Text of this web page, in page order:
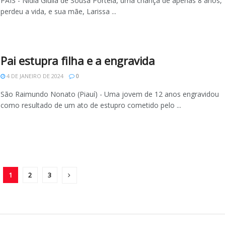
perdeu a vida, e sua mãe, Larissa ...
Pai estupra filha e a engravida
4 DE JANEIRO DE 2024 0
São Raimundo Nonato (Piauí) - Uma jovem de 12 anos engravidou
como resultado de um ato de estupro cometido pelo ...
1 2 3